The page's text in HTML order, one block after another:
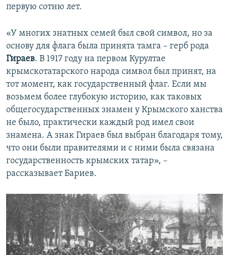
первую сотню лет.
«У многих знатных семей был свой символ, но за
основу для флага была принята тамга – герб рода
Гираев. В 1917 году на первом Курултае
крымскотатарского народа символ был принят, на
тот момент, как государственный флаг. Если мы
возьмем более глубокую историю, как таковых
общегосударственных знамен у Крымского ханства
не было, практически каждый род имел свои
знамена. А знак Гираев был выбран благодаря тому,
что они были правителями и с ними была связана
государственность крымских татар», –
рассказывает Бариев.